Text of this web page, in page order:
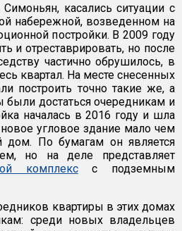
касались ситуации с
набережной, возведенном на
постройки. В 2009 году
и отреставрировать, но после
частично обрушилось, в
квартал. На месте снесенных
построить точно такие же, а
достаться очередникам и
началась в 2016 году и шла
угловое здание мало чем
дом. По бумагам он является
но на деле представляет
комплексс подземным
квартиры в этих домах
среди новых владельцев